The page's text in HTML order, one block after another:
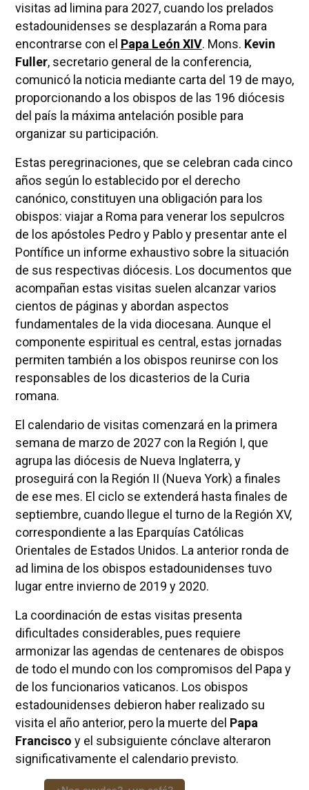
visitas ad limina para 2027, cuando los prelados
estadounidenses se desplazarán a Roma para
encontrarse con el Papa León XIV. Mons. Kevin
Fuller, secretario general de la conferencia,
comunicó la noticia mediante carta del 19 de mayo,
proporcionando a los obispos de las 196 diócesis
del país la máxima antelación posible para
organizar su participación.
Estas peregrinaciones, que se celebran cada cinco
años según lo establecido por el derecho
canónico, constituyen una obligación para los
obispos: viajar a Roma para venerar los sepulcros
de los apóstoles Pedro y Pablo y presentar ante el
Pontífice un informe exhaustivo sobre la situación
de sus respectivas diócesis. Los documentos que
acompañan estas visitas suelen alcanzar varios
cientos de páginas y abordan aspectos
fundamentales de la vida diocesana. Aunque el
componente espiritual es central, estas jornadas
permiten también a los obispos reunirse con los
responsables de los dicasterios de la Curia
romana.
El calendario de visitas comenzará en la primera
semana de marzo de 2027 con la Región I, que
agrupa las diócesis de Nueva Inglaterra, y
proseguirá con la Región II (Nueva York) a finales
de ese mes. El ciclo se extenderá hasta finales de
septiembre, cuando llegue el turno de la Región XV,
correspondiente a las Eparquías Católicas
Orientales de Estados Unidos. La anterior ronda de
ad limina de los obispos estadounidenses tuvo
lugar entre invierno de 2019 y 2020.
La coordinación de estas visitas presenta
dificultades considerables, pues requiere
armonizar las agendas de centenares de obispos
de todo el mundo con los compromisos del Papa y
de los funcionarios vaticanos. Los obispos
estadounidenses debieron haber realizado su
visita el año anterior, pero la muerte del Papa
Francisco y el subsiguiente cónclave alteraron
significativamente el calendario previsto.